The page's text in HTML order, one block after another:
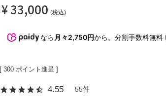
MaturiJAPAN
¥33,000 税込
なら 月々2,750円から。分割手数料無料
[ 300 ポイント進呈 ]
4.55 55